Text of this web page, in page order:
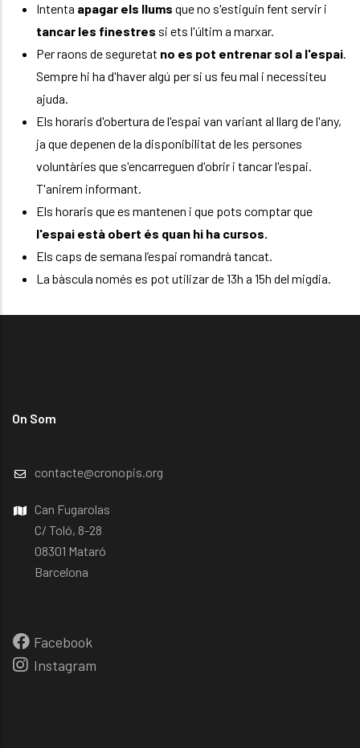
Intenta apagar els llums que no s'estiguin fent servir i
tancar les finestres si ets l'últim a marxar.
Per raons de seguretat no es pot entrenar sol a l'espai.
Sempre hi ha d'haver algú per si us feu mal i necessiteu
ajuda.
Els horaris d'obertura de l'espai van variant al llarg de l'any,
ja que depenen de la disponibilitat de les persones
voluntàries que s'encarreguen d'obrir i tancar l'espai.
T'anirem informant.
Els horaris que es mantenen i que pots comptar que
l'espai està obert és quan hi ha cursos.
Els caps de semana l’espai romandrà tancat.
La bàscula només es pot utilizar de 13h a 15h del migdia.
On Som
contacte@cronopis.org
Can Fugarolas
C/ Toló, 8-28
08301 Mataró
Barcelona
Facebook
Instagram